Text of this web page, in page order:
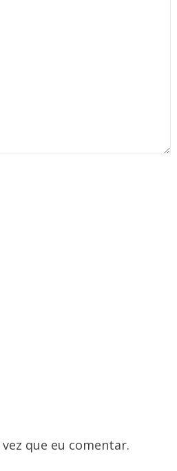
que eu comentar.